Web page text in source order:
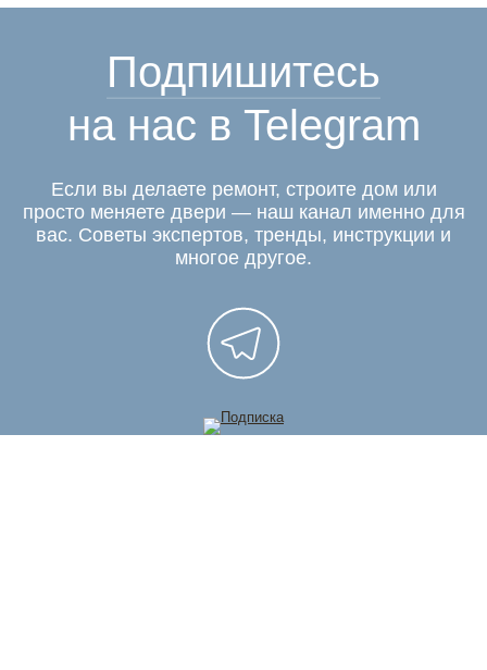
Подпишитесь
на нас в Telegram
Если вы делаете ремонт, строите дом или
просто меняете двери — наш канал именно для
вас. Советы экспертов, тренды, инструкции и
многое другое.